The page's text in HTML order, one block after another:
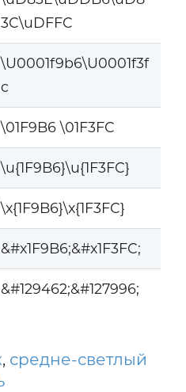
3C\uDFFC
\U0001f9b6\U0001f3f
c
\01F9B6 \01F3FC
\u{1F9B6}\u{1F3FC}
\x{1F9B6}\x{1F3FC}
&#x1F9B6;&#x1F3FC;
&#129462;&#127996;
, средне-светлый